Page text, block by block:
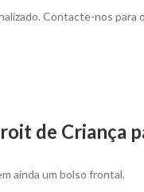
Contacte-nos
de Criança
ainda um bolso frontal.